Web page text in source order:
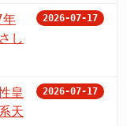
年
し
2026-07-17
皇
天
2026-07-17